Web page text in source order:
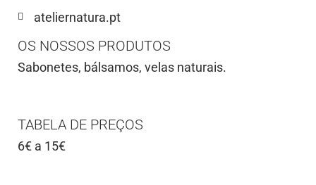
ateliernatura.pt
OS NOSSOS PRODUTOS
Sabonetes, bálsamos, velas naturais.
TABELA DE PREÇOS
6€ a 15€